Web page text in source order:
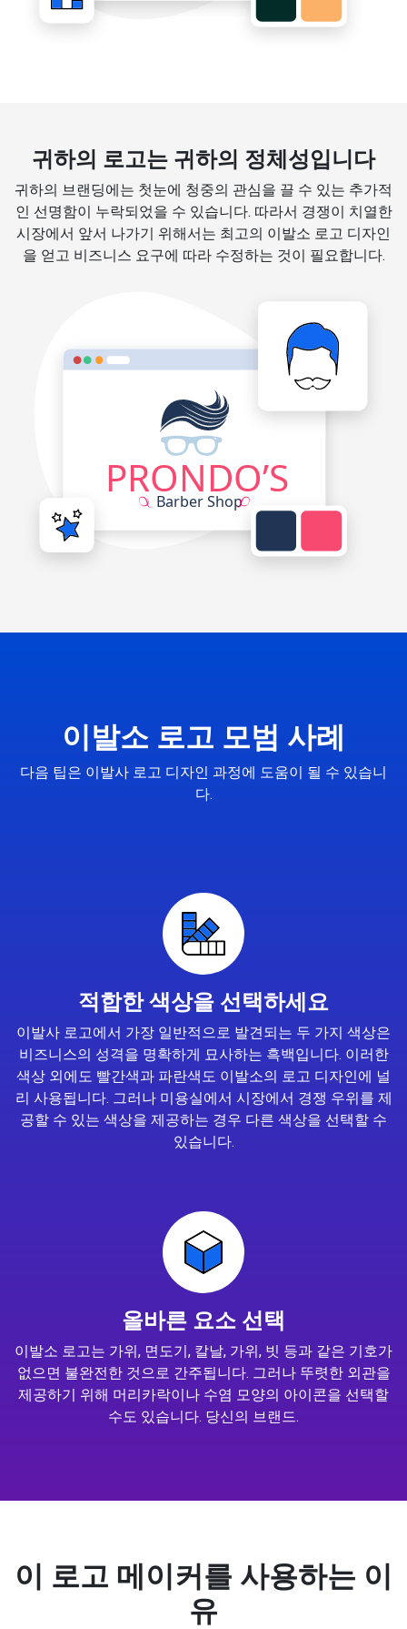
귀하의 로고는 귀하의 정체성입니다
귀하의 브랜딩에는 첫눈에 청중의 관심을 끌 수 있는 추가적
인 선명함이 누락되었을 수 있습니다. 따라서 경쟁이 치열한
시장에서 앞서 나가기 위해서는 최고의 이발소 로고 디자인
을 얻고 비즈니스 요구에 따라 수정하는 것이 필요합니다.
이발소 로고 모범 사례
다음 팁은 이발사 로고 디자인 과정에 도움이 될 수 있습니
다.
적합한 색상을 선택하세요
이발사 로고에서 가장 일반적으로 발견되는 두 가지 색상은
비즈니스의 성격을 명확하게 묘사하는 흑백입니다. 이러한
색상 외에도 빨간색과 파란색도 이발소의 로고 디자인에 널
리 사용됩니다. 그러나 미용실에서 시장에서 경쟁 우위를 제
공할 수 있는 색상을 제공하는 경우 다른 색상을 선택할 수
있습니다.
올바른 요소 선택
이발소 로고는 가위, 면도기, 칼날, 가위, 빗 등과 같은 기호가
없으면 불완전한 것으로 간주됩니다. 그러나 뚜렷한 외관을
제공하기 위해 머리카락이나 수염 모양의 아이콘을 선택할
수도 있습니다. 당신의 브랜드.
이 로고 메이커를 사용하는 이
유